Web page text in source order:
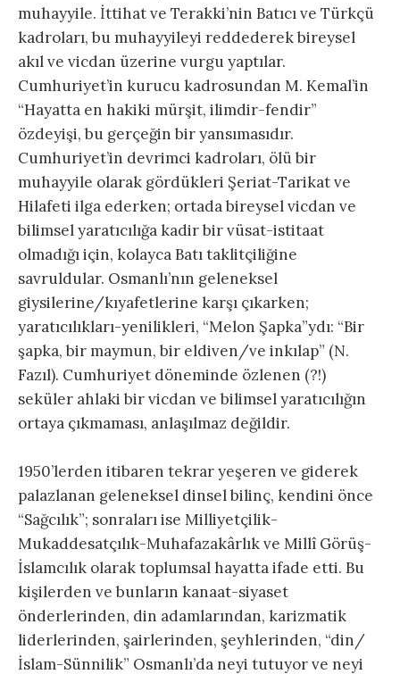
muhayyile. İttihat ve Terakki’nin Batıcı ve Türkçü
kadroları, bu muhayyileyi reddederek bireysel
akıl ve vicdan üzerine vurgu yaptılar.
Cumhuriyet’in kurucu kadrosundan M. Kemal’in
“Hayatta en hakiki mürşit, ilimdir-fendir”
özdeyişi, bu gerçeğin bir yansımasıdır.
Cumhuriyet’in devrimci kadroları, ölü bir
muhayyile olarak gördükleri Şeriat-Tarikat ve
Hilafeti ilga ederken; ortada bireysel vicdan ve
bilimsel yaratıcılığa kadir bir vüsat-istitaat
olmadığı için, kolayca Batı taklitçiliğine
savruldular. Osmanlı’nın geleneksel
giysilerine/kıyafetlerine karşı çıkarken;
yaratıcılıkları-yenilikleri, “Melon Şapka”ydı: “Bir
şapka, bir maymun, bir eldiven/ve inkılap” (N.
Fazıl). Cumhuriyet döneminde özlenen (?!)
seküler ahlaki bir vicdan ve bilimsel yaratıcılığın
ortaya çıkmaması, anlaşılmaz değildir.
1950’lerden itibaren tekrar yeşeren ve giderek
palazlanan geleneksel dinsel bilinç, kendini önce
“Sağcılık”; sonraları ise Milliyetçilik-
Mukaddesatçılık-Muhafazakârlık ve Millî Görüş-
İslamcılık olarak toplumsal hayatta ifade etti. Bu
kişilerden ve bunların kanaat-siyaset
önderlerinden, din adamlarından, karizmatik
liderlerinden, şairlerinden, şeyhlerinden, “din/
İslam-Sünnilik” Osmanlı’da neyi tutuyor ve neyi